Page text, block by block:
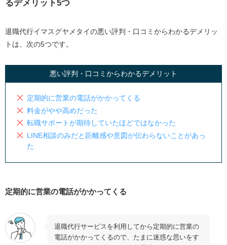
るデメリット5つ
退職代行イマスグヤメタイの悪い評判・口コミからわかるデメリッ
トは、次の5つです。
悪い評判・口コミからわかるデメリット
定期的に営業の電話がかかってくる
料金がやや高めだった
転職サポートが期待していたほどではなかった
LINE相談のみだと距離感や意図が伝わらないことがあっ
た
定期的に営業の電話がかかってくる
退職代行サービスを利用してから定期的に営業の
電話がかかってくるので、たまに迷惑な思いをす